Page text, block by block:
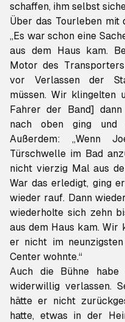
schaffen, ihm selbst
Über das Tourleben mit
„Es war schon eine
aus dem Haus kam.
Motor des
vor Verlassen der
müssen. Wir klingelten
Fahrer der Band]
nach oben ging und
Außerdem: „Wenn
Türschwelle im Bad
nicht vierzig Mal aus
War das erledigt, ging
wieder rauf. Dann
wiederholte sich zehn
aus dem Haus kam. Wir
er nicht im
Center wohnte.“
Auch die Bühne
widerwillig verlassen.
hätte er nicht
hatte, etwas in der